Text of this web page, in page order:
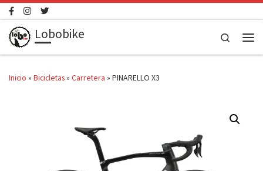
Saltar al contenido
Lobobike
Search
Inicio » Bicicletas» Carretera » PINARELLO X3